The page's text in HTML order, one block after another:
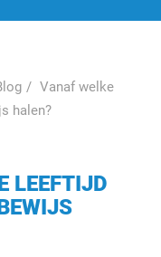
Vanaf welke
halen?
LEEFTIJD